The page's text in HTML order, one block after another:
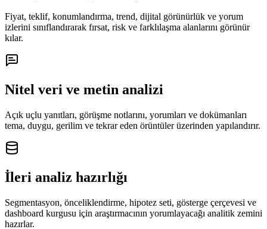
Fiyat, teklif, konumlandırma, trend, dijital görünürlük ve yorum
izlerini sınıflandırarak fırsat, risk ve farklılaşma alanlarını görünür
kılar.
Nitel veri ve metin analizi
Açık uçlu yanıtları, görüşme notlarını, yorumları ve dokümanları
tema, duygu, gerilim ve tekrar eden örüntüler üzerinden yapılandırır.
İleri analiz hazırlığı
Segmentasyon, önceliklendirme, hipotez seti, gösterge çerçevesi ve
dashboard kurgusu için araştırmacının yorumlayacağı analitik zemini
hazırlar.